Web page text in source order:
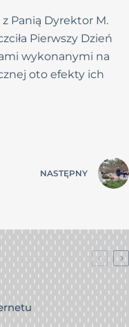
Panią Dyrektor M.
Pierwszy Dzień
wykonanymi na
oto efekty ich
NASTĘPNY